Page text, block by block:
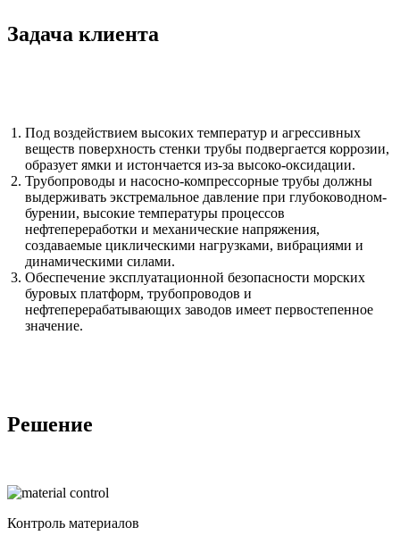
Задача клиента
Под воздействием высоких температур и агрессивных
веществ поверхность стенки трубы подвергается коррозии,
образует ямки и истончается из-за высоко-оксидации.
Трубопроводы и насосно-компрессорные трубы должны
выдерживать экстремальное давление при глубоководном-
бурении, высокие температуры процессов
нефтепереработки и механические напряжения,
создаваемые циклическими нагрузками, вибрациями и
динамическими силами.
Обеспечение эксплуатационной безопасности морских
буровых платформ, трубопроводов и
нефтеперерабатывающих заводов имеет первостепенное
значение.
Решение
Контроль материалов